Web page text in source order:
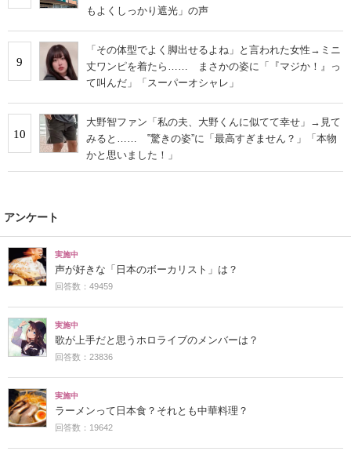
もよくしっかり遮光」の声
9
「その体型でよく脚出せるよね」と言われた女性→ミニ
丈ワンピを着たら…… まさかの姿に「『マジか！』っ
て叫んだ」「スーパーオシャレ」
10
大野智ファン「私の夫、大野くんに似てて幸せ」→見て
みると…… ‟驚きの姿”に「最高すぎません？」「本物
かと思いました！」
アンケート
実施中
声が好きな「日本のボーカリスト」は？
回答数：49459
実施中
歌が上手だと思うホロライブのメンバーは？
回答数：23836
実施中
ラーメンって日本食？それとも中華料理？
回答数：19642